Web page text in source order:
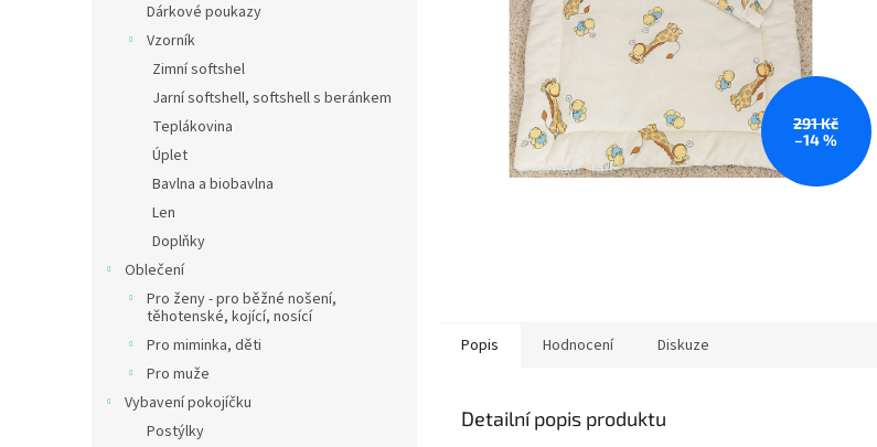
Dárkové poukazy
Vzorník
Zimní softshel
Jarní softshell, softshell s beránkem
Teplákovina
Úplet
Bavlna a biobavlna
Len
Doplňky
Oblečení
Pro ženy - pro běžné nošení,
těhotenské, kojící, nosící
Pro miminka, děti
Pro muže
Vybavení pokojíčku
Postýlky
291 Kč
–14 %
Popis Hodnocení Diskuze
Detailní popis produktu